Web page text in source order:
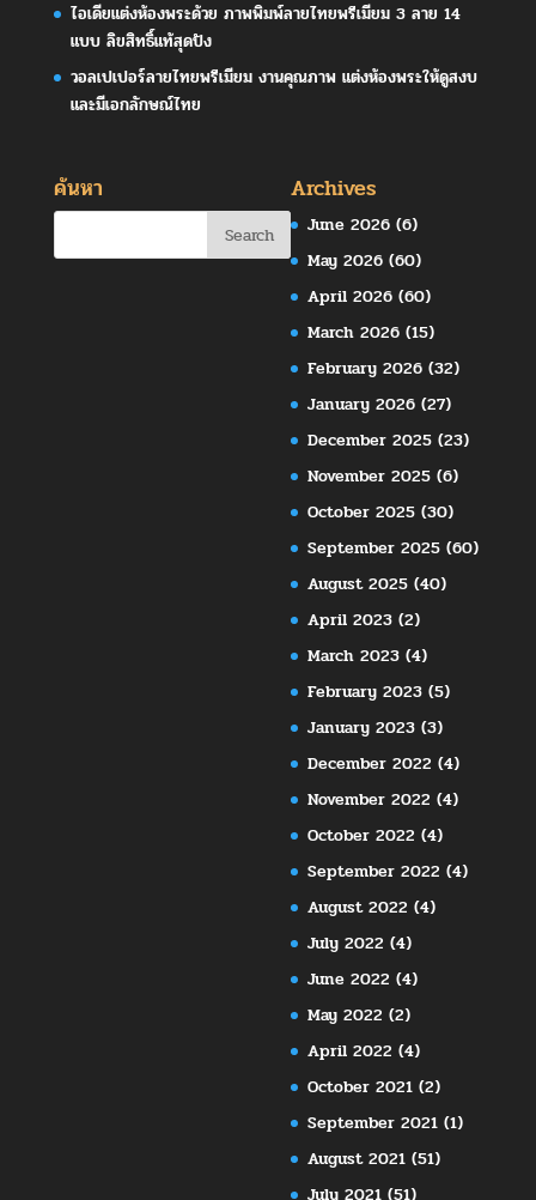
ไอเดียแต่งห้องพระด้วย ภาพพิมพ์ลายไทยพรีเมียม 3 ลาย 14
แบบ ลิขสิทธิ์แท้สุดปัง
วอลเปเปอร์ลายไทยพรีเมียม งานคุณภาพ แต่งห้องพระให้ดูสงบ
และมีเอกลักษณ์ไทย
ค้นหา Archives
June 2026 (6)
May 2026 (60)
April 2026 (60)
March 2026 (15)
February 2026 (32)
January 2026 (27)
December 2025 (23)
November 2025 (6)
October 2025 (30)
September 2025 (60)
August 2025 (40)
April 2023 (2)
March 2023 (4)
February 2023 (5)
January 2023 (3)
December 2022 (4)
November 2022 (4)
October 2022 (4)
September 2022 (4)
August 2022 (4)
July 2022 (4)
June 2022 (4)
May 2022 (2)
April 2022 (4)
October 2021 (2)
September 2021 (1)
August 2021 (51)
July 2021 (51)